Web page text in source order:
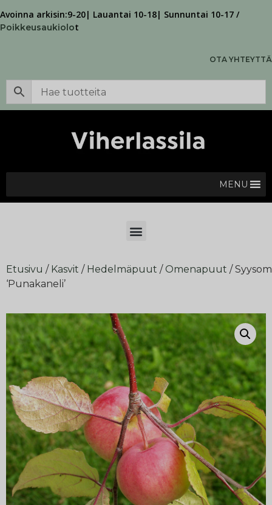
Avoinna arkisin:9-20| Lauantai 10-18| Sunnuntai 10-17 /
Poikkeusaukiolot
OTA YHTEYTTÄ
MENU
Etusivu / Kasvit / Hedelmäpuut / Omenapuut /
‘Punakaneli’